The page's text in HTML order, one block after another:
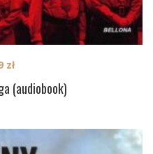
(audiobook)
zł